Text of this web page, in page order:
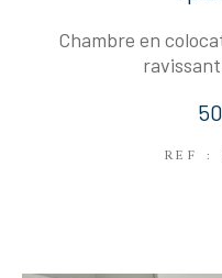
Chambre en
REF :